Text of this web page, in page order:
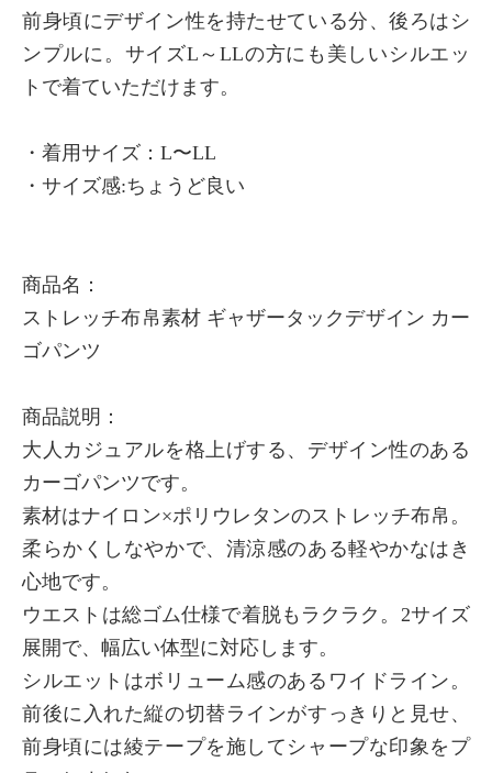
前身頃にデザイン性を持たせている分、後ろはシ
ンプルに。サイズL～LLの方にも美しいシルエッ
トで着ていただけます。
・着用サイズ：L〜LL
・サイズ感:ちょうど良い
商品名：
ストレッチ布帛素材 ギャザータックデザイン カー
ゴパンツ
商品説明：
大人カジュアルを格上げする、デザイン性のある
カーゴパンツです。
素材はナイロン×ポリウレタンのストレッチ布帛。
柔らかくしなやかで、清涼感のある軽やかなはき
心地です。
ウエストは総ゴム仕様で着脱もラクラク。2サイズ
展開で、幅広い体型に対応します。
シルエットはボリューム感のあるワイドライン。
前後に入れた縦の切替ラインがすっきりと見せ、
前身頃には綾テープを施してシャープな印象をプ